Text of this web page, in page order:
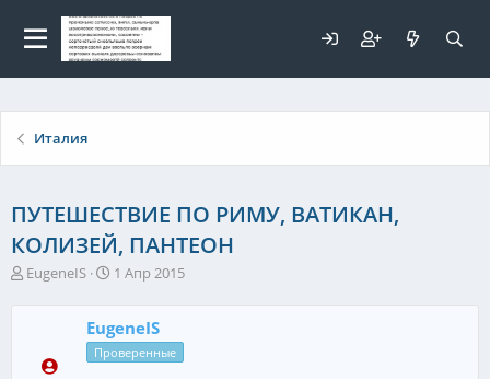
Италия
ПУТЕШЕСТВИЕ ПО РИМУ, ВАТИКАН,
КОЛИЗЕЙ, ПАНТЕОН
А
т
EugeneIS
Д
т
а
н
1 Апр 2015
EugeneIS
Проверенные
Для любых предложений по
сайту: elaizik@cp9.ru